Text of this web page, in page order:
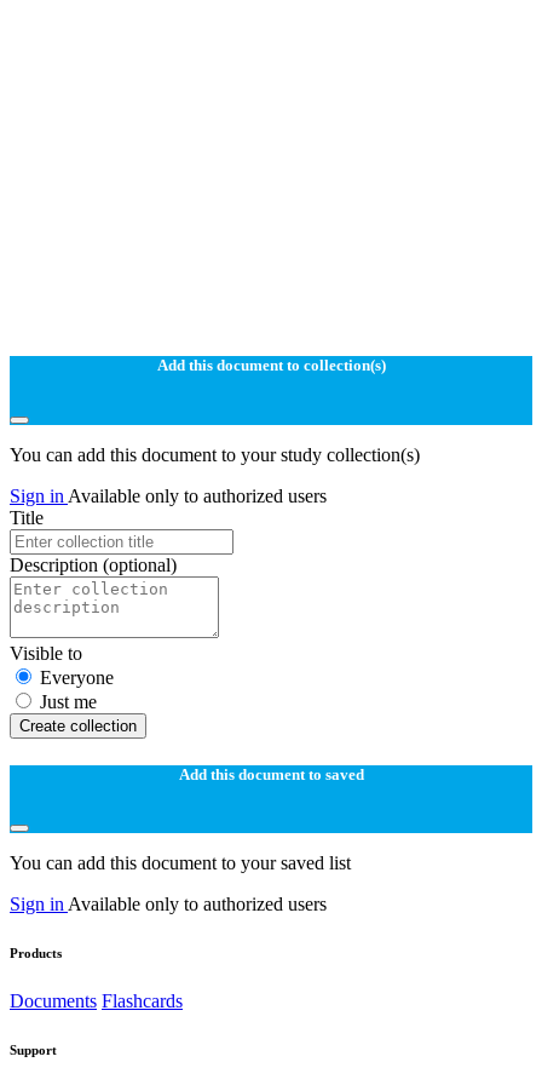
Add this document to collection(s)
You can add this document to your study collection(s)
Sign in Available only to authorized users
Title
Description (optional)
Visible to
Everyone
Just me
Create collection
Add this document to saved
You can add this document to your saved list
Sign in Available only to authorized users
Products
Documents Flashcards
Support